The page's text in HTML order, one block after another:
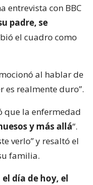
entrevista con BBC
padre, se
el cuadro como
al hablar de
es realmente duro”.
que la enfermedad
y más allá“.
verlo” y resaltó el
familia.
día de hoy, el